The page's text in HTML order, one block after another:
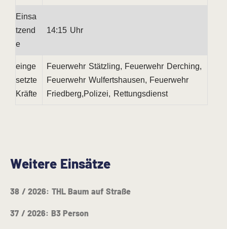
Einsa
tzend
e
14:15 Uhr
einge
setzte
Kräfte
Feuerwehr Stätzling, Feuerwehr Derching,
Feuerwehr Wulfertshausen, Feuerwehr
Friedberg,Polizei, Rettungsdienst
Weitere Einsätze
38 / 2026: THL Baum auf Straße
37 / 2026: B3 Person